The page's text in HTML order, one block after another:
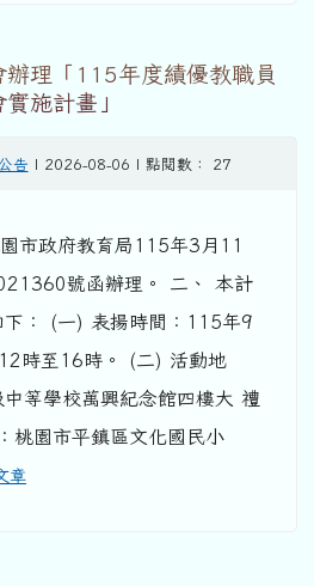
辦理「115年度績優教職員
施計畫」
告 | 2026-08-06 | 點閱數： 27
市政府教育局115年3月11
號函辦理。 二、 本計
下： (一) 表揚時間：115年9
時至16時。 (二) 活動地
等學校萬興紀念館四樓大 禮
桃園市平鎮區文化國民小
章